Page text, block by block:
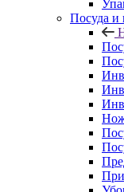
Посуда и